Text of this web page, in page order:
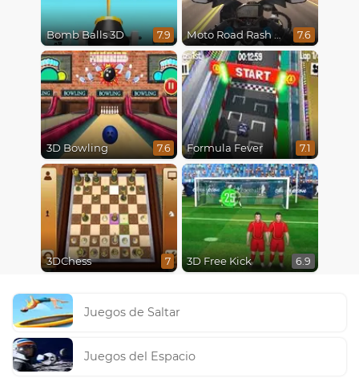
Bomb Balls 3D 7.9 Moto Road Rash 3D 7.6
3D Bowling 7.6 Formula Fever 7.1
3DChess 7 3D Free Kick 6.9
Juegos de Saltar
Juegos del Espacio